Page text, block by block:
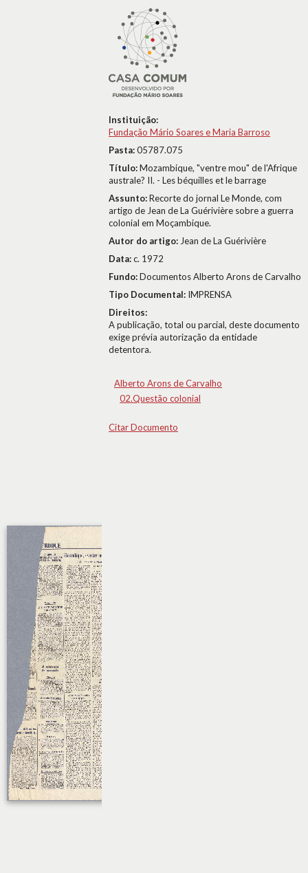
Instituição:
Fundação Mário Soares e Maria Barroso
Pasta:05787.075
Título:Mozambique, "ventre mou" de l'Afrique
australe? II. - Les béquilles et le barrage
Assunto:Recorte do jornal Le Monde, com
artigo de Jean de La Guérivière sobre a guerra
colonial em Moçambique.
Autor do artigo: Jean de La Guérivière
Data:c. 1972
Fundo:Documentos Alberto Arons de Carvalho
Tipo Documental: IMPRENSA
Direitos:
A publicação, total ou parcial, deste documento
exige prévia autorização da entidade
detentora.
Alberto Arons de Carvalho
02.Questão colonial
Citar Documento